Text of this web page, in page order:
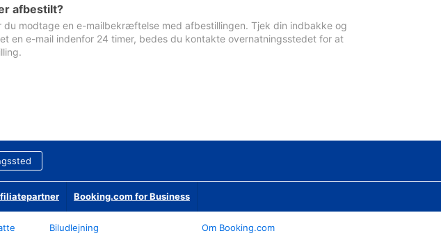
afbestilt?
du modtage en e-mailbekræftelse med afbestillingen. Tjek din indbakke og
en e-mail indenfor 24 timer, bedes du kontakte overnatningsstedet for at
Booking.com for Business
Biludlejning
Om Booking.com